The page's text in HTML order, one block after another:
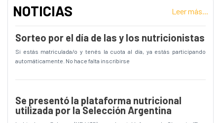
NOTICIAS Leer más...
Sorteo por el día de las y los nutricionistas
Si estás matriculada/o y tenés la cuota al día, ya estás participando
automáticamente. No hace falta inscribirse
Se presentó la plataforma nutricional
utilizada por la Selección Argentina